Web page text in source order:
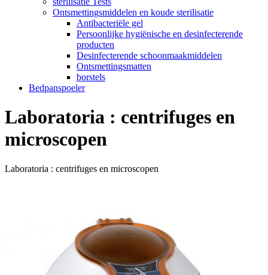
Ontsmettingsmiddelen en koude sterilisatie
Antibacteriële gel
Persoonlijke hygiënische en desinfecterende
producten
Desinfecterende schoonmaakmiddelen
Ontsmettingsmatten
borstels
Bedpanspoeler
Laboratoria : centrifuges en
microscopen
Laboratoria : centrifuges en microscopen